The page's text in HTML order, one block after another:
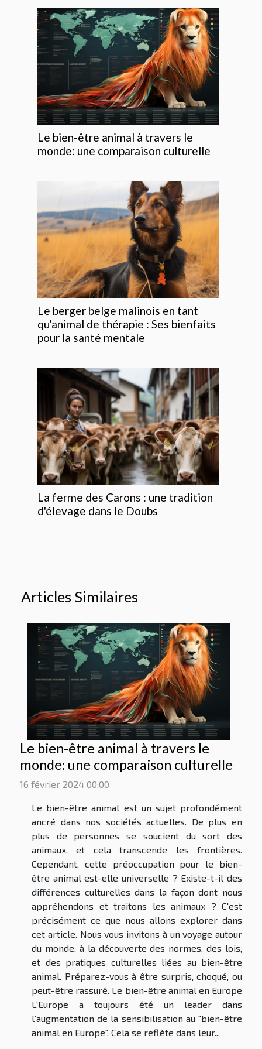
Le bien-être animal à travers le
monde: une comparaison culturelle
Le berger belge malinois en tant
qu'animal de thérapie : Ses bienfaits
pour la santé mentale
La ferme des Carons : une tradition
d'élevage dans le Doubs
Articles Similaires
Le bien-être animal à travers le
monde: une comparaison culturelle
16 février 2024 00:00
Le bien-être animal est un sujet profondément
ancré dans nos sociétés actuelles. De plus en
plus de personnes se soucient du sort des
animaux, et cela transcende les frontières.
Cependant, cette préoccupation pour le bien-
être animal est-elle universelle ? Existe-t-il des
différences culturelles dans la façon dont nous
appréhendons et traitons les animaux ? C'est
précisément ce que nous allons explorer dans
cet article. Nous vous invitons à un voyage autour
du monde, à la découverte des normes, des lois,
et des pratiques culturelles liées au bien-être
animal. Préparez-vous à être surpris, choqué, ou
peut-être rassuré. Le bien-être animal en Europe
L'Europe a toujours été un leader dans
l'augmentation de la sensibilisation au "bien-être
animal en Europe". Cela se reflète dans leur...